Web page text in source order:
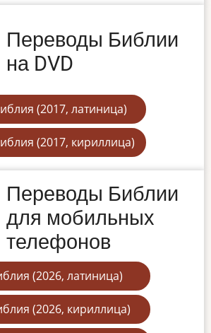
Переводы Библии
на DVD
(2017, латиница)
(2017, кириллица)
Переводы Библии
для мобильных
телефонов
(2026, латиница)
(2026, кириллица)